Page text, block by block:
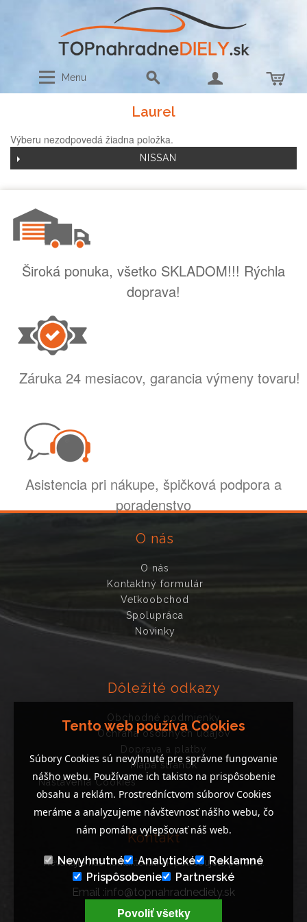
Menu
Laurel
Výberu nezodpovedá žiadna položka.
NISSAN
Široká ponuka, všetko SKLADOM!!! Rýchla
doprava!
Záruka 24 mesiacov, garancia výmeny tovaru!
Asistencia pri nákupe, špičková podpora a
poradenstvo
O nás
O nás
Kontaktný formulár
Veľkoobchod
Spolupráca
Novinky
Dôležité odkazy
Obchodné podmienky
Ochrana osobných údajov
Doprava a platby
Mapa stránok
Nastavenia Cookies
Kontakt
Neváhajte nás kontaktovať, ak potrebujete poradiť..
Email :info@topnahradnediely.sk
Tel : +421 919 278 288
Tento web používa Cookies
Súbory Cookies sú nevyhnuté pre správne fungovanie
nášho webu. Používame ich takisto na prispôsobenie
obsahu a reklám. Prostredníctvom súborov Cookies
meráme a analyzujeme návštevnosť nášho webu, čo
nám pomáha vylepšovať náš web.
Nevyhnutné Analytické
Reklamné
Prispôsobenie
Partnerské
Povoliť všetky